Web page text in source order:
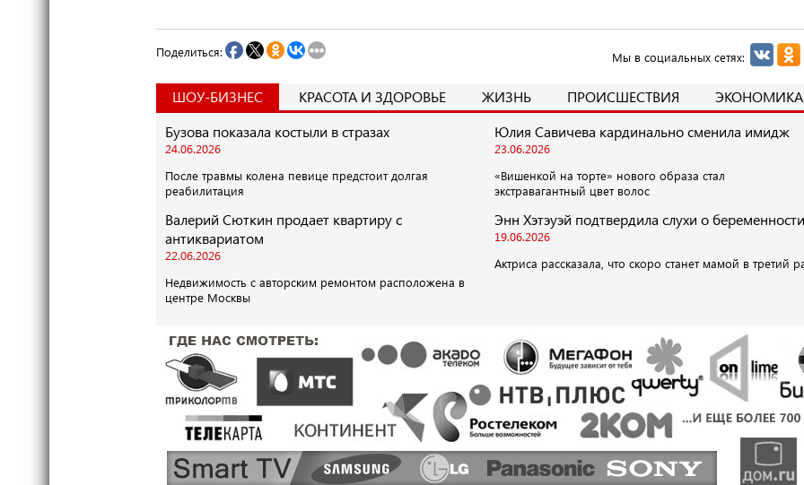
Поделиться: Мы в социальных сетях:
ШОУ-БИЗНЕС КРАСОТА И ЗДОРОВЬЕ ЖИЗНЬ ПРОИСШЕСТВИЯ
ЭКОНОМИКА
Бузова показала костыли в стразах
24.06.2026
После травмы колена певице предстоит долгая
реабилитация
Юлия Савичева кардинально сменила имидж
23.06.2026
«Вишенкой на торте» нового образа стал
экстравагантный цвет волос
Валерий Сюткин продает квартиру с
антиквариатом
22.06.2026
Недвижимость с авторским ремонтом расположена в
центре Москвы
Энн Хэтэуэй подтвердила слухи о беременности
19.06.2026
Актриса рассказала, что скоро станет мамой в третий